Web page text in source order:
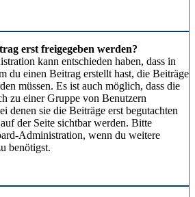
erst freigegeben werden?
kann entschieden haben, dass in
du einen Beitrag erstellt hast, die Beiträge
müssen. Es ist auch möglich, dass die
zu einer Gruppe von Benutzern
denen sie die Beiträge erst begutachten
der Seite sichtbar werden. Bitte
Administration, wenn du weitere
benötigst.